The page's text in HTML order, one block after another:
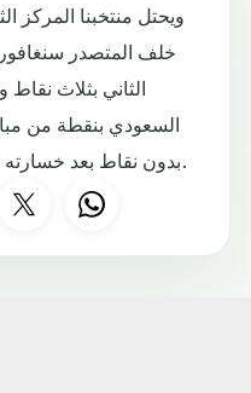
ويحتل منتخبنا المركز
خلف المتصدر
الثاني بثلاث
السعودي بنقطة من
بدون نقاط بعد خسارته في الجولة الاولى أمام فلسطين.